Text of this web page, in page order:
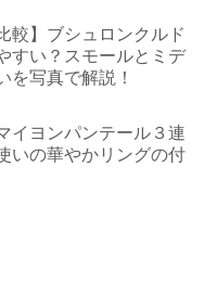
較】ブシュロンクルド
すい？スモールとミデ
を写真で解説！
イヨンパンテール３連
いの華やかリングの付